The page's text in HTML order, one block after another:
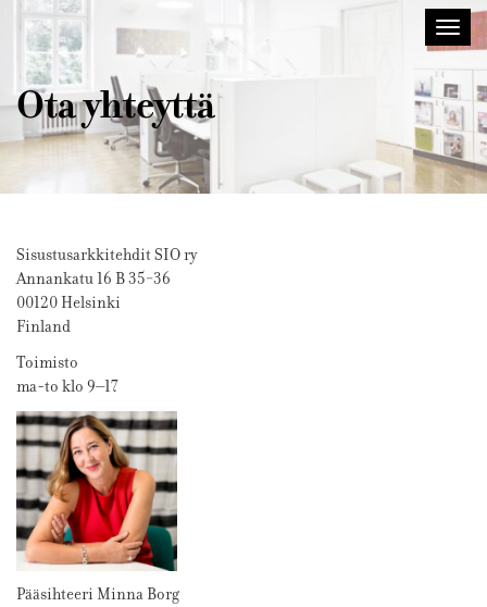
Sisustusarkkitehdit
Ota yhteyttä
Sisustusarkkitehdit SIO ry
Annankatu 16 B 35−36
00120 Helsinki
Finland
Toimisto
ma-to klo 9–17
Pääsihteeri Minna Borg